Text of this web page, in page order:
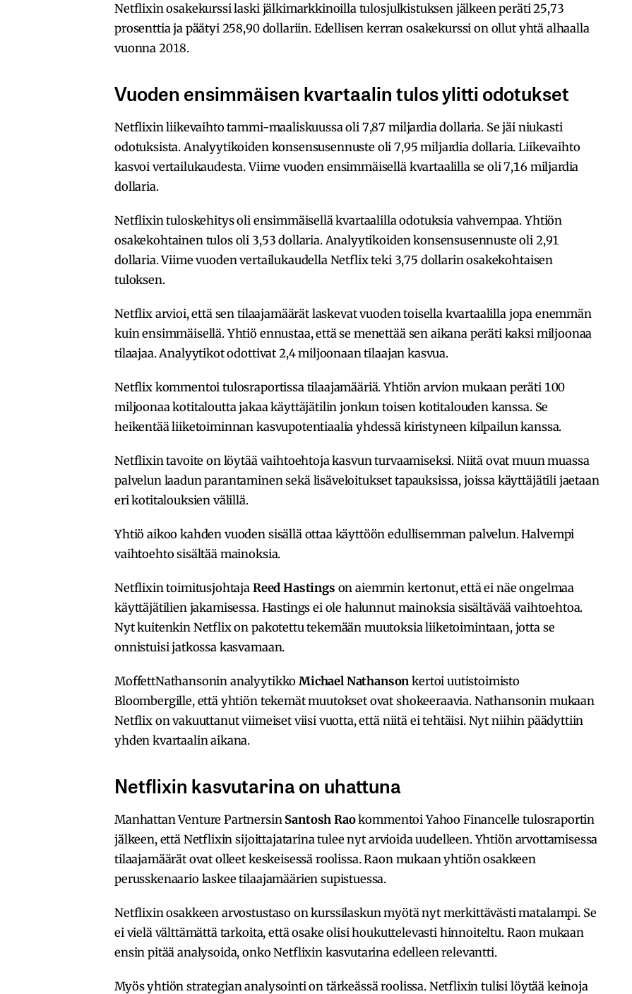
Netflixin osakekurssi laski jälkimarkkinoilla tulosjulkistuksen jälkeen peräti 25,73
prosenttia ja päätyi 258,90 dollariin. Edellisen kerran osakekurssi on ollut yhtä alhaalla
vuonna 2018.
Vuoden ensimmäisen kvartaalin tulos ylitti odotukset
Netflixin liikevaihto tammi-maaliskuussa oli 7,87 miljardia dollaria. Se jäi niukasti
odotuksista. Analyytikoiden konsensusennuste oli 7,95 miljardia dollaria. Liikevaihto
kasvoi vertailukaudesta. Viime vuoden ensimmäisellä kvartaalilla se oli 7,16 miljardia
dollaria.
Netflixin tuloskehitys oli ensimmäisellä kvartaalilla odotuksia vahvempaa. Yhtiön
osakekohtainen tulos oli 3,53 dollaria. Analyytikoiden konsensusennuste oli 2,91
dollaria. Viime vuoden vertailukaudella Netflix teki 3,75 dollarin osakekohtaisen
tuloksen.
Netflix arvioi, että sen tilaajamäärät laskevat vuoden toisella kvartaalilla jopa enemmän
kuin ensimmäisellä. Yhtiö ennustaa, että se menettää sen aikana peräti kaksi miljoonaa
tilaajaa. Analyytikot odottivat 2,4 miljoonaan tilaajan kasvua.
Netflix kommentoi tulosraportissa tilaajamääriä. Yhtiön arvion mukaan peräti 100
miljoonaa kotitaloutta jakaa käyttäjätilin jonkun toisen kotitalouden kanssa. Se
heikentää liiketoiminnan kasvupotentiaalia yhdessä kiristyneen kilpailun kanssa.
Netflixin tavoite on löytää vaihtoehtoja kasvun turvaamiseksi. Niitä ovat muun muassa
palvelun laadun parantaminen sekä lisäveloitukset tapauksissa, joissa käyttäjätili jaetaan
eri kotitalouksien välillä.
Yhtiö aikoo kahden vuoden sisällä ottaa käyttöön edullisemman palvelun. Halvempi
vaihtoehto sisältää mainoksia.
Netflixin toimitusjohtaja Reed Hastings on aiemmin kertonut, että ei näe ongelmaa
käyttäjätilien jakamisessa. Hastings ei ole halunnut mainoksia sisältävää vaihtoehtoa.
Nyt kuitenkin Netflix on pakotettu tekemään muutoksia liiketoimintaan, jotta se
onnistuisi jatkossa kasvamaan.
MoffettNathansonin analyytikko Michael Nathanson kertoi uutistoimisto
Bloombergille, että yhtiön tekemät muutokset ovat shokeeraavia. Nathansonin mukaan
Netflix on vakuuttanut viimeiset viisi vuotta, että niitä ei tehtäisi. Nyt niihin päädyttiin
yhden kvartaalin aikana.
Netflixin kasvutarina on uhattuna
Manhattan Venture Partnersin Santosh Raokommentoi Yahoo Financelle tulosraportin
jälkeen, että Netflixin sijoittajatarina tulee nyt arvioida uudelleen. Yhtiön arvottamisessa
tilaajamäärät ovat olleet keskeisessä roolissa. Raon mukaan yhtiön osakkeen
perusskenaario laskee tilaajamäärien supistuessa.
Netflixin osakkeen arvostustaso on kurssilaskun myötä nyt merkittävästi matalampi. Se
ei vielä välttämättä tarkoita, että osake olisi houkuttelevasti hinnoiteltu. Raon mukaan
ensin pitää analysoida, onko Netflixin kasvutarina edelleen relevantti.
Myös yhtiön strategian analysointi on tärkeässä roolissa. Netflixin tulisi löytää keinoja